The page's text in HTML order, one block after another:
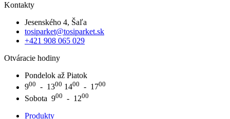
Kontakty
Jesenského 4, Šaľa
tosiparket@tosiparket.sk
+421 908 065 029
Otváracie hodiny
Pondelok až Piatok
900 - 1300 1400 - 1700
Sobota 900 - 1200
Produkty